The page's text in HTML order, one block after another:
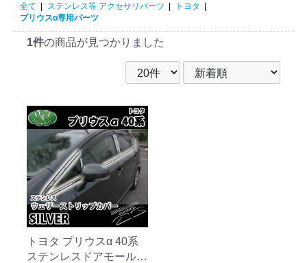
全て | ステンレス等 アクセサリパーツ | トヨタ
|
プリウスα専用パーツ
1件の商品が見つかりました
トヨタ プリウスα 40系
ステンレスドアモールカ